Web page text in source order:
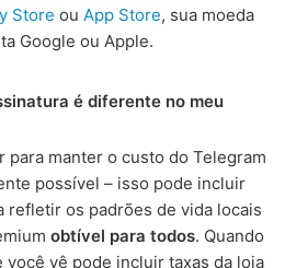
Store ou App Store, sua moeda
Google ou Apple.
é diferente no meu
para manter o custo do Telegram
possível – isso pode incluir
refletir os padrões de vida locais
obtível para todos. Quando
você vê pode incluir taxas da loja